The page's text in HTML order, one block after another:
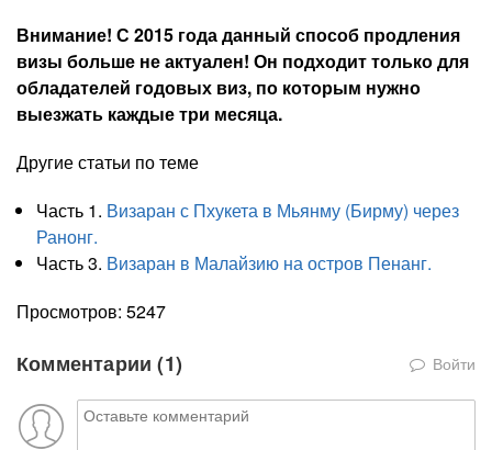
Внимание! С 2015 года данный способ продления
визы больше не актуален! Он подходит только для
обладателей годовых виз, по которым нужно
выезжать каждые три месяца.
Другие статьи по теме
Часть 1. Визаран с Пхукета в Мьянму (Бирму) через
Ранонг.
Часть 3. Визаран в Малайзию на остров Пенанг.
Просмотров: 5247
Комментарии (1) Войти